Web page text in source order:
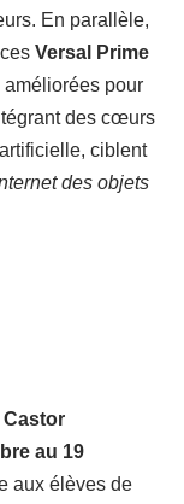
En parallèle,
Versal Prime
améliorées pour
des cœurs
ciblent
des objets
au 19
aux élèves de